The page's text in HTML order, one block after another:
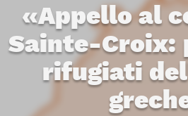
«Appello al
Sainte-Croix:
rifugiati